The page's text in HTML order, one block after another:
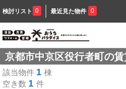
検討リスト 0 最近見た物件 0
京都市中京区役行者町の賃
該当物件 1 棟
空き数 1 件